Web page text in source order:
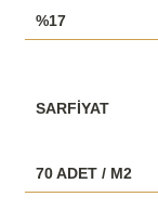
%17
SARFİYAT
70 ADET / M2